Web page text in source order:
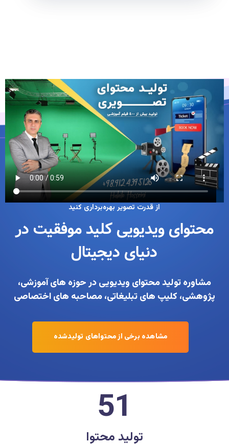
از قدرت تصویر بهره‌برداری کنید
محتوای ویدیویی کلید موفقیت در
دنیای دیجیتال
مشاوره تولید محتوای ویدیویی در حوزه های آموزشی،
پژوهشی، کلیپ های تبلیغاتی، مصاحبه های اختصاصی
مشاهده برخی از محتواهای تولیدشده
51
تولید محتوا